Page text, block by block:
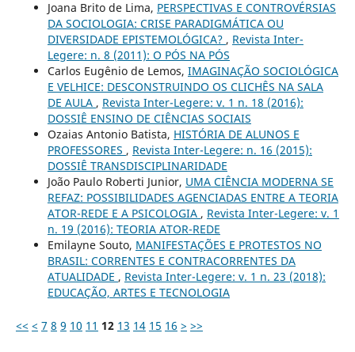
Joana Brito de Lima, PERSPECTIVAS E CONTROVÉRSIAS
DA SOCIOLOGIA: CRISE PARADIGMÁTICA OU
DIVERSIDADE EPISTEMOLÓGICA? , Revista Inter-
Legere: n. 8 (2011): O PÓS NA PÓS
Carlos Eugênio de Lemos, IMAGINAÇÃO SOCIOLÓGICA
E VELHICE: DESCONSTRUINDO OS CLICHÊS NA SALA
DE AULA , Revista Inter-Legere: v. 1 n. 18 (2016):
DOSSIÊ ENSINO DE CIÊNCIAS SOCIAIS
Ozaias Antonio Batista, HISTÓRIA DE ALUNOS E
PROFESSORES , Revista Inter-Legere: n. 16 (2015):
DOSSIÊ TRANSDISCIPLINARIDADE
João Paulo Roberti Junior, UMA CIÊNCIA MODERNA SE
REFAZ: POSSIBILIDADES AGENCIADAS ENTRE A TEORIA
ATOR-REDE E A PSICOLOGIA , Revista Inter-Legere: v. 1
n. 19 (2016): TEORIA ATOR-REDE
Emilayne Souto, MANIFESTAÇÕES E PROTESTOS NO
BRASIL: CORRENTES E CONTRACORRENTES DA
ATUALIDADE , Revista Inter-Legere: v. 1 n. 23 (2018):
EDUCAÇÃO, ARTES E TECNOLOGIA
<< < 7 8 9 10 11 12 13 14 15 16 > >>